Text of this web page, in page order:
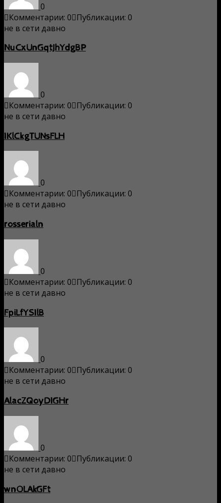
0
Комментарии: 0 Публикации: 0
не в сети давно
NuCxUnGqtJhYdgBP
0
Комментарии: 0 Публикации: 0
не в сети давно
IKlCkgTUNsFLH
0
Комментарии: 0 Публикации: 0
не в сети давно
rosserialn
0
Комментарии: 0 Публикации: 0
не в сети давно
FpiLfYSIlB
0
Комментарии: 0 Публикации: 0
не в сети давно
AlacZQoyDIGHr
0
Комментарии: 0 Публикации: 0
не в сети давно
wnOLAkGFt